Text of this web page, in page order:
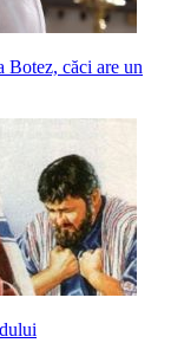
Botez, căci are un